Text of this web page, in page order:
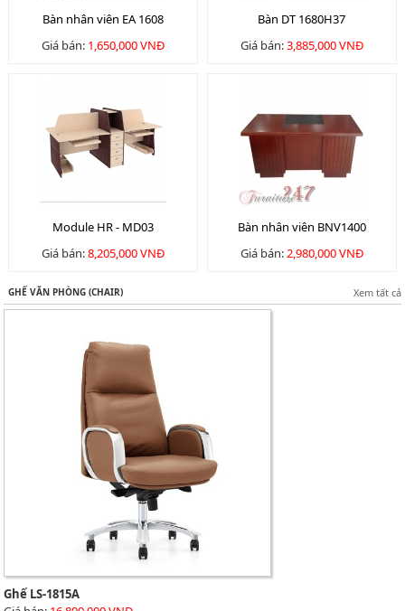
Bàn nhân viên EA 1608
Giá bán: 1,650,000 VNĐ
Bàn DT 1680H37
Giá bán:3,885,000 VNĐ
Module HR - MD03
Giá bán:8,205,000 VNĐ
Bàn nhân viên BNV1400
Giá bán:2,980,000 VNĐ
GHẾ VĂN PHÒNG (CHAIR) Xem tất cả
Ghế LS-1815A